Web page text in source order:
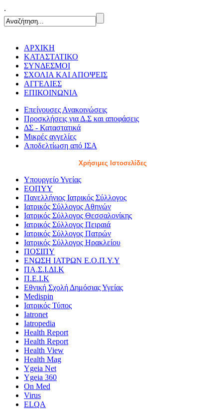
.
ΑΡΧΙΚΗ
ΚΑΤΑΣΤΑΤΙΚΟ
ΣΥΝΔΕΣΜΟΙ
ΣΧΟΛΙΑ ΚΑΙ ΑΠΟΨΕΙΣ
ΑΓΓΕΛΙΕΣ
ΕΠΙΚΟΙΝΩΝΙΑ
Επείγουσες Ανακοινώσεις
Προσκλήσεις για Δ.Σ και αποφάσεις
ΔΣ - Καταστατικά
Μικρές αγγελίες
Αποδελτίωση από ΙΣΑ
Χρήσιμες Ιστοσελίδες
Υπουργείο Υγείας
ΕΟΠΥΥ
Πανελλήνιος Ιατρικός Σύλλογος
Ιατρικός Σύλλογος Αθηνών
Ιατρικός Σύλλογος Θεσσαλονίκης
Ιατρικός Σύλλογος Πειραιά
Ιατρικός Σύλλογος Πατρών
Ιατρικός Σύλλογος Ηρακλείου
ΠΟΣΙΠΥ
ΕΝΩΣΗ ΙΑΤΡΩΝ Ε.Ο.Π.Υ.Υ
ΠΑ.Σ.Ι.ΔΙ.Κ
Π.Ε.Ι.Κ
Εθνική Σχολή Δημόσιας Υγείας
Medispin
Ιατρικός Τύπος
Iatronet
Iatropedia
Health Report
Health Report
Health View
Health Mag
Ygeia Net
Ygeia 360
On Med
Virus
ELQA